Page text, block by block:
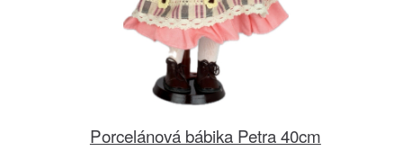
Porcelánová bábika Petra 40cm